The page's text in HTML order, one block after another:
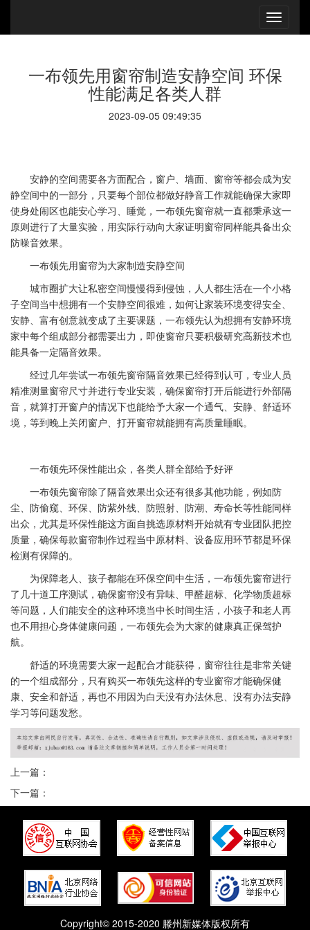
一布领先用窗帘制造安静空间 环保
性能满足各类人群
2023-09-05 09:49:35
安静的空间需要各方面配合，窗户、墙面、窗帘等都会成为安
静空间中的一部分，只要每个部位都做好静音工作就能确保大家即
使身处闹区也能安心学习、睡觉，一布领先窗帘就一直都秉承这一
原则进行了大量实验，用实际行动向大家证明窗帘同样能具备出众
防噪音效果。
一布领先用窗帘为大家制造安静空间
城市圈扩大让私密空间慢慢得到侵蚀，人人都生活在一个小格
子空间当中想拥有一个安静空间很难，如何让家装环境变得安全、
安静、富有创意就变成了主要课题，一布领先认为想拥有安静环境
家中每个组成部分都需要出力，即使窗帘只要积极研究高新技术也
能具备一定隔音效果。
经过几年尝试一布领先窗帘隔音效果已经得到认可，专业人员
精准测量窗帘尺寸并进行专业安装，确保窗帘打开后能进行外部隔
音，就算打开窗户的情况下也能给予大家一个通气、安静、舒适环
境，等到晚上关闭窗户、打开窗帘就能拥有高质量睡眠。
一布领先环保性能出众，各类人群全部给予好评
一布领先窗帘除了隔音效果出众还有很多其他功能，例如防
尘、防偷窥、环保、防紫外线、防照射、防潮、寿命长等性能同样
出众，尤其是环保性能这方面自挑选原材料开始就有专业团队把控
质量，确保每款窗帘制作过程当中原材料、设备应用环节都是环保
检测有保障的。
为保障老人、孩子都能在环保空间中生活，一布领先窗帘进行
了几十道工序测试，确保窗帘没有异味、甲醛超标、化学物质超标
等问题，人们能安全的这种环境当中长时间生活，小孩子和老人再
也不用担心身体健康问题，一布领先会为大家的健康真正保驾护
航。
舒适的环境需要大家一起配合才能获得，窗帘往往是非常关键
的一个组成部分，只有购买一布领先这样的专业窗帘才能确保健
康、安全和舒适，再也不用因为白天没有办法休息、没有办法安静
学习等问题发愁。
上一篇：
下一篇：
Copyright© 2015-2020 滕州新媒体版权所有